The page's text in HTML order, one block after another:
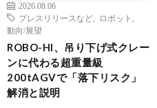
2026.08.06
プレスリリースなど
ロボット
動向/展望
ROBO-HI、吊り下げ式クレー
ンに代わる超重量級
200tAGVで「落下リスク」
解消と説明